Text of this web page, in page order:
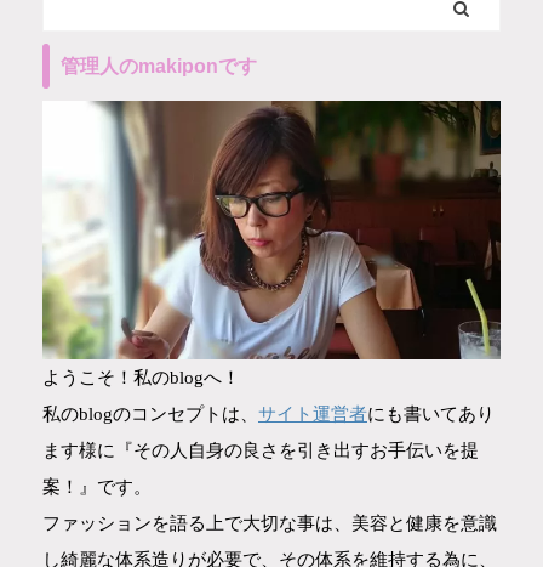
管理人のmakiponです
ようこそ！私のblogへ！
私のblogのコンセプトは、 サイト運営者にも書いてあり
ます様に『その人自身の良さを引き出すお手伝いを提
案！』です。
ファッションを語る上で大切な事は、美容と健康を意識
し綺麗な体系造りが必要で、その体系を維持する為に、